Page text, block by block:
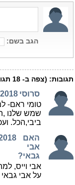
הגב בשם:
תגובות: (צפה ב- 18
סרוסי
טומי ראם-
שמש שלנו
ביבי,הכל.
האם
אבי
גבאי?
אבי וייס,
על אבי גבאי